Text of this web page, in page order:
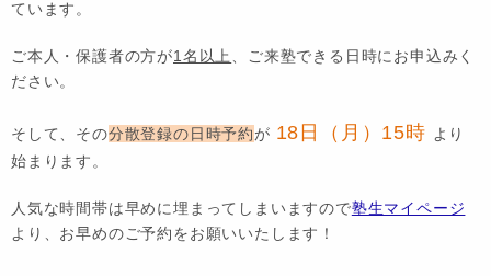
ています。
ご本人・保護者の方が1名以上
、ご来塾できる日時にお申込みく
ださい。
そして、その分散登録の日時予約が 18日（月）15時 より
始まります。
人気な時間帯は早めに埋まってしまいますので塾生マイページ
より、お早めのご予約をお願いいたします！